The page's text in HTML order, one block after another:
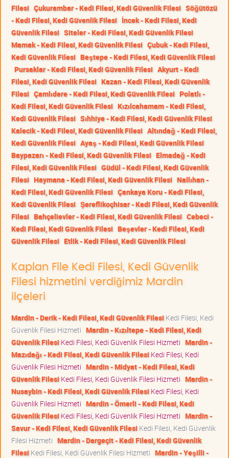
Filesi Çukurambar - Kedi Filesi, Kedi Güvenlik Filesi Söğütözü
- Kedi Filesi, Kedi Güvenlik Filesi İncek - Kedi Filesi, Kedi
Güvenlik Filesi Siteler - Kedi Filesi, Kedi Güvenlik Filesi
Mamak - Kedi Filesi, Kedi Güvenlik Filesi Çubuk - Kedi Filesi,
Kedi Güvenlik Filesi Beştepe - Kedi Filesi, Kedi Güvenlik Filesi
Pursaklar - Kedi Filesi, Kedi Güvenlik Filesi Akyurt - Kedi
Filesi, Kedi Güvenlik Filesi Kazan - Kedi Filesi, Kedi Güvenlik
Filesi Çamlıdere - Kedi Filesi, Kedi Güvenlik Filesi Polatlı -
Kedi Filesi, Kedi Güvenlik Filesi Kızılcahamam - Kedi Filesi,
Kedi Güvenlik Filesi Sıhhiye - Kedi Filesi, Kedi Güvenlik Filesi
Kalecik - Kedi Filesi, Kedi Güvenlik Filesi Altındağ - Kedi Filesi,
Kedi Güvenlik Filesi Ayaş - Kedi Filesi, Kedi Güvenlik Filesi
Baypazarı - Kedi Filesi, Kedi Güvenlik Filesi Elmadağ - Kedi
Filesi, Kedi Güvenlik Filesi Güdül - Kedi Filesi, Kedi Güvenlik
Filesi Haymana - Kedi Filesi, Kedi Güvenlik Filesi Nallıhan -
Kedi Filesi, Kedi Güvenlik Filesi Çankaya Koru - Kedi Filesi,
Kedi Güvenlik Filesi Şereflikoçhisar - Kedi Filesi, Kedi Güvenlik
Filesi Bahçelievler - Kedi Filesi, Kedi Güvenlik Filesi Cebeci -
Kedi Filesi, Kedi Güvenlik Filesi Beşevler - Kedi Filesi, Kedi
Güvenlik Filesi Etlik - Kedi Filesi, Kedi Güvenlik Filesi
Kaplan File Kedi Filesi, Kedi Güvenlik
Filesi hizmetini verdiğimiz Mardin
ilçeleri
Mardin - Derik - Kedi Filesi, Kedi Güvenlik Filesi Kedi Filesi, Kedi
Güvenlik Filesi Hizmeti Mardin - Kızıltepe - Kedi Filesi, Kedi
Güvenlik Filesi Kedi Filesi, Kedi Güvenlik Filesi Hizmeti Mardin -
Mazıdağı - Kedi Filesi, Kedi Güvenlik Filesi Kedi Filesi, Kedi
Güvenlik Filesi Hizmeti Mardin - Midyat - Kedi Filesi, Kedi
Güvenlik Filesi Kedi Filesi, Kedi Güvenlik Filesi Hizmeti Mardin -
Nusaybin - Kedi Filesi, Kedi Güvenlik Filesi Kedi Filesi, Kedi
Güvenlik Filesi Hizmeti Mardin - Ömerli - Kedi Filesi, Kedi
Güvenlik Filesi Kedi Filesi, Kedi Güvenlik Filesi Hizmeti Mardin -
Savur - Kedi Filesi, Kedi Güvenlik Filesi Kedi Filesi, Kedi Güvenlik
Filesi Hizmeti Mardin - Dargeçit - Kedi Filesi, Kedi Güvenlik
Filesi Kedi Filesi, Kedi Güvenlik Filesi Hizmeti Mardin - Yeşilli -